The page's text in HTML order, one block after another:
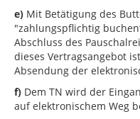
e) Mit Betätigung des
"zahlungspflichtig
Abschluss des
dieses Vertragsangebot
Absendung der
f) Dem TN wird der
auf elektronischem Weg